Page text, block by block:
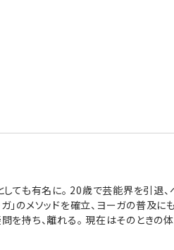
しても有名に。 20歳で芸能界を引退
のメソッドを確立、ヨーガの普及に
持ち、離れる。 現在はそのときの